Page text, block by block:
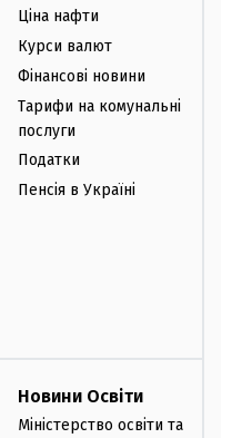
Ціна нафти
Курси валют
Фінансові новини
Тарифи на комунальні
послуги
Податки
Пенсія в Україні
Новини Освіти
Міністерство освіти та